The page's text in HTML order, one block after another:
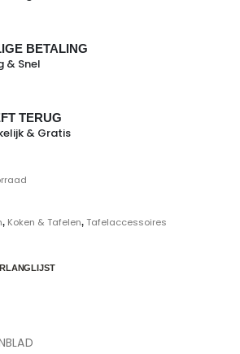
BETALING
& Snel
TERUG
& Gratis
, Koken & Tafelen, Tafelaccessoires